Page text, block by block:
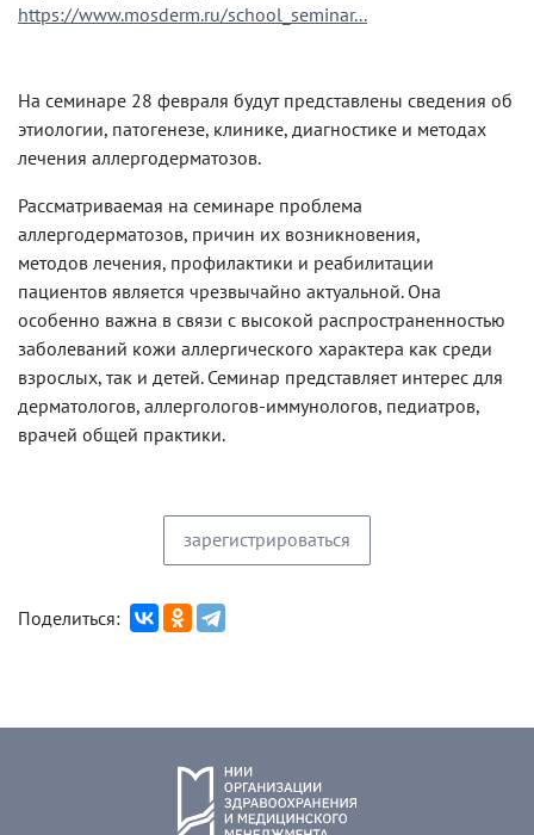
https://www.mosderm.ru/school_seminar...
На семинаре 28 февраля будут представлены сведения об
этиологии, патогенезе, клинике, диагностике и методах
лечения аллергодерматозов.
Рассматриваемая на семинаре проблема
аллергодерматозов, причин их возникновения,
методов лечения, профилактики и реабилитации
пациентов является чрезвычайно актуальной. Она
особенно важна в связи с высокой распространенностью
заболеваний кожи аллергического характера как среди
взрослых, так и детей. Семинар представляет интерес для
дерматологов, аллергологов-иммунологов, педиатров,
врачей общей практики.
зарегистрироваться
Поделиться: